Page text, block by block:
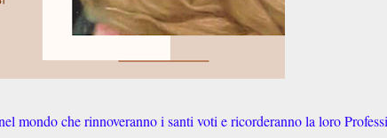
mondo che rinnoveranno i santi voti e ricorderanno la loro